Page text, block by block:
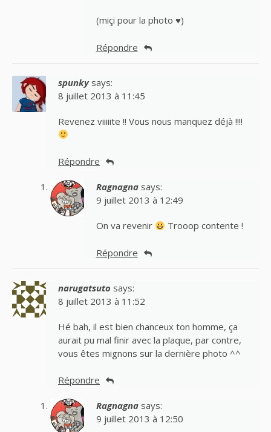
(miçi pour la photo ♥)
Répondre
spunky says:
8 juillet 2013 à 11:45
Revenez viiiiite !! Vous nous manquez déjà !!!!
Répondre
Ragnagna says:
9 juillet 2013 à 12:49
On va revenir Trooop contente !
Répondre
narugatsuto says:
8 juillet 2013 à 11:52
Hé bah, il est bien chanceux ton homme, ça
aurait pu mal finir avec la plaque, par contre,
vous êtes mignons sur la dernière photo ^^
Répondre
Ragnagna says:
9 juillet 2013 à 12:50